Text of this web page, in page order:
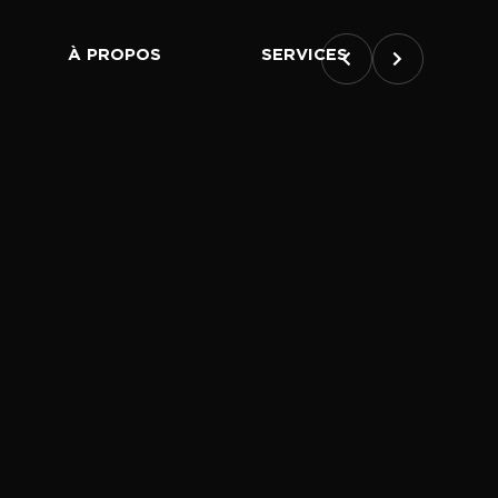
À PROPOS SERVICES